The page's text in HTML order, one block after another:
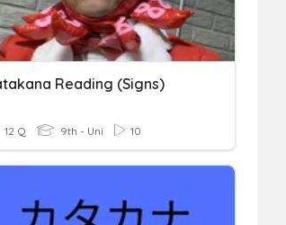
Reading (signs)
12 Q 9th - Uni 10